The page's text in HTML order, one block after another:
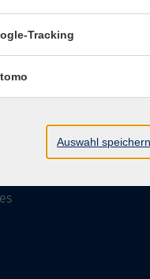
Reihen
Tracking
Auswahl speichern